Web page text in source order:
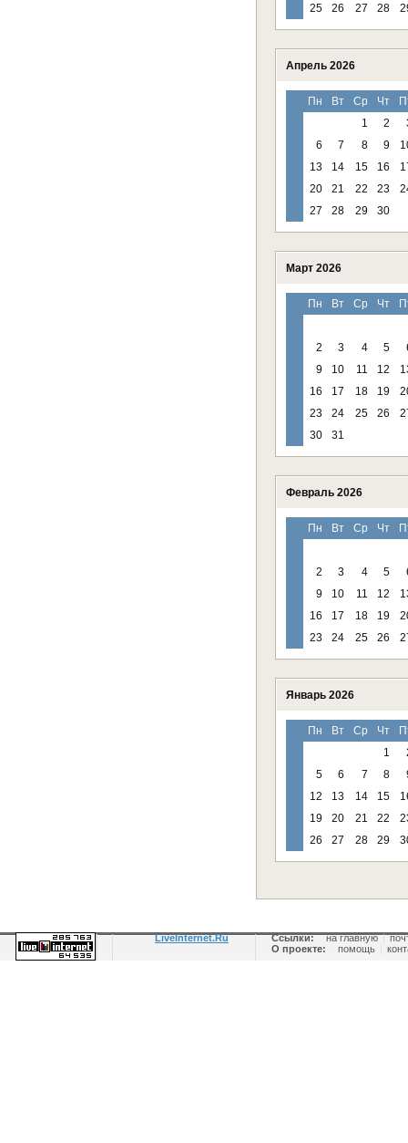
25
26 27 28
Апрель 2026
Пн Вт Ср Чт
1
2
6
7 8 9
13
14 15 16
20
21 22 23
27
28 29 30
Март 2026
Пн Вт Ср Чт
2 3 4 5
9
10 11 12
16
17 18 19
23
24 25 26
30
31
Февраль 2026
Пн Вт Ср Чт
2 3 4 5
9
10 11 12
16
17 18 19
23
24 25 26
Январь 2026
Пн Вт Ср Чт
1
5
6 7 8
12
13 14 15
19
20 21 22
26
27 28 29
LiveInternet.Ru Ссылки: на главную |
О проекте:
помощь